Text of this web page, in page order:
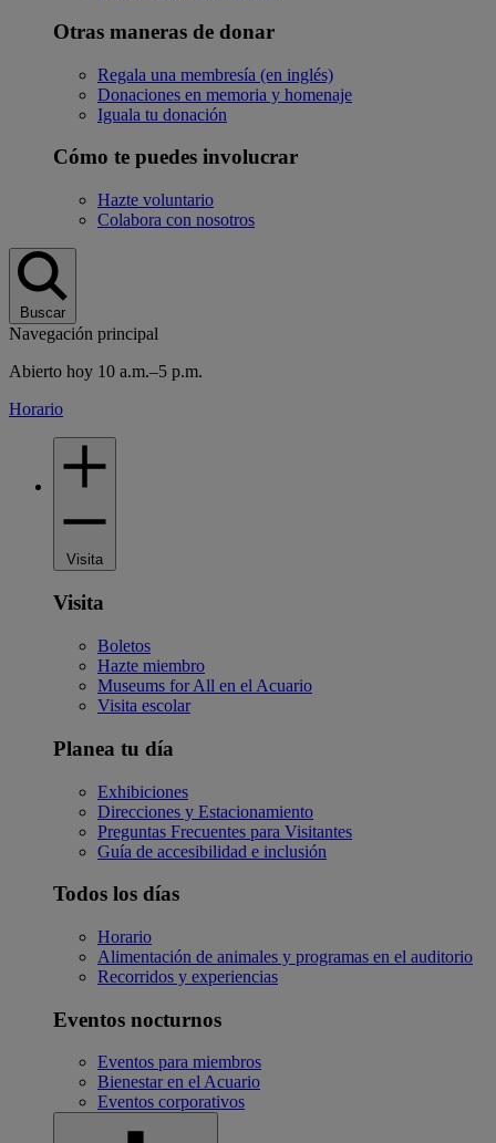
Otras maneras de donar
Regala una membresía (en inglés)
Donaciones en memoria y homenaje
Iguala tu donación
Cómo te puedes involucrar
Hazte voluntario
Colabora con nosotros
Buscar
Navegación principal
Abierto hoy 10 a.m.–5 p.m.
Horario
Visita
Visita
Boletos
Hazte miembro
Museums for All en el Acuario
Visita escolar
Planea tu día
Exhibiciones
Direcciones y Estacionamiento
Preguntas Frecuentes para Visitantes
Guía de accesibilidad e inclusión
Todos los días
Horario
Alimentación de animales y programas en el auditorio
Recorridos y experiencias
Eventos nocturnos
Eventos para miembros
Bienestar en el Acuario
Eventos corporativos